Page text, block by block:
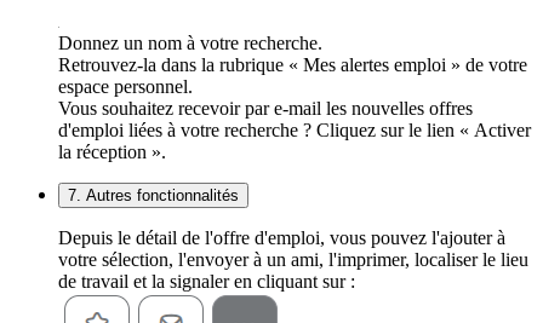
Donnez un nom à votre recherche.
Retrouvez-la dans la rubrique « Mes alertes emploi » de votre
espace personnel.
Vous souhaitez recevoir par e-mail les nouvelles offres
d'emploi liées à votre recherche ? Cliquez sur le lien « Activer
la réception ».
7. Autres fonctionnalités
Depuis le détail de l'offre d'emploi, vous pouvez l'ajouter à
votre sélection, l'envoyer à un ami, l'imprimer, localiser le lieu
de travail et la signaler en cliquant sur :